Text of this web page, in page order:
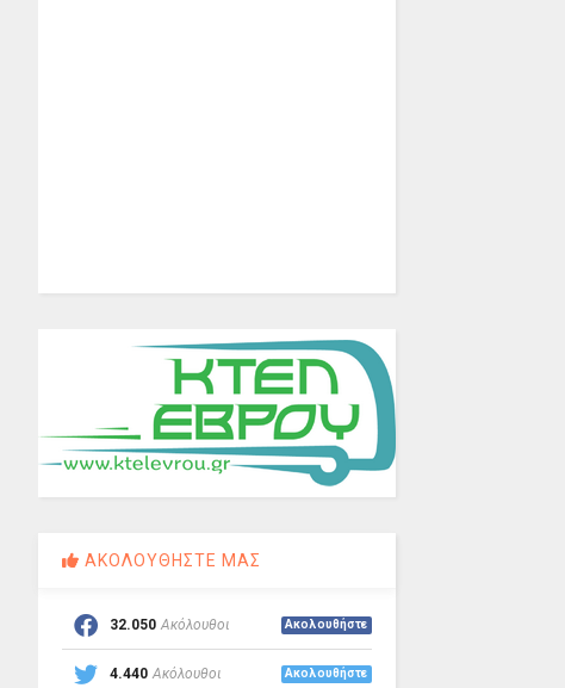
ΑΚΟΛΟΥΘΗΣΤΕ ΜΑΣ
32.050 Ακόλουθοι Ακολουθήστε
4.440 Ακόλουθοι Ακολουθήστε